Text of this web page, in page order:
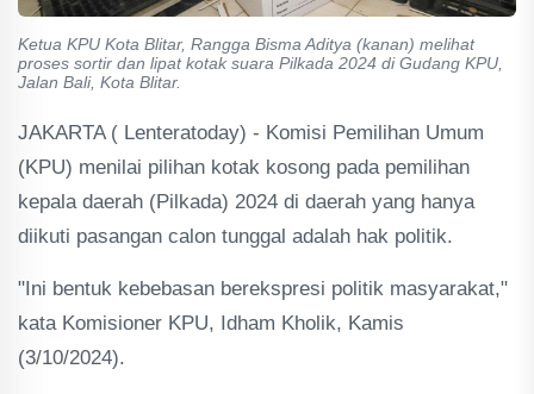
Ketua KPU Kota Blitar, Rangga Bisma Aditya (kanan) melihat
proses sortir dan lipat kotak suara Pilkada 2024 di Gudang KPU,
Jalan Bali, Kota Blitar.
JAKARTA ( Lenteratoday) - Komisi Pemilihan Umum
(KPU) menilai pilihan kotak kosong pada pemilihan
kepala daerah (Pilkada) 2024 di daerah yang hanya
diikuti pasangan calon tunggal adalah hak politik.
"Ini bentuk kebebasan berekspresi politik masyarakat,"
kata Komisioner KPU, Idham Kholik, Kamis
(3/10/2024).